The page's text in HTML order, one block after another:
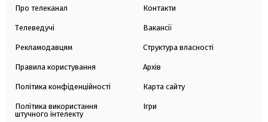
Про телеканал
Телеведучі
Рекламодавцям
Правила користування
Політика конфіденційності
Політика використання
штучного інтелекту
Контакти
Вакансії
Структура власності
Архів
Карта сайту
Ігри